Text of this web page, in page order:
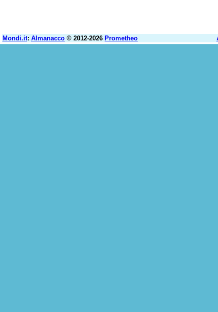
Mondi.it: Almanacco © 2012-2026 Prometheo